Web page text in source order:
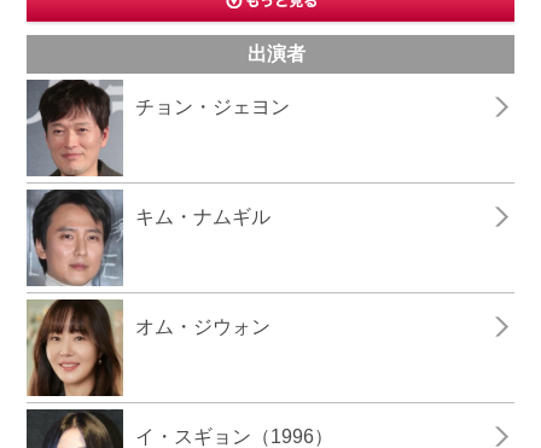
出演者
チョン・ジェヨン
キム・ナムギル
オム・ジウォン
イ・スギョン（1996）